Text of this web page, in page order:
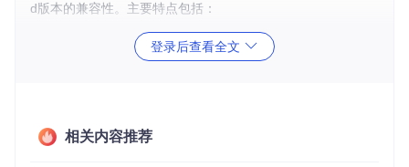
d版本的兼容性。主要特点包括：
：用户可以直接在底部抽屉中进行单张或多
张图片的选择。
境下都能正常工作。
登录后查看全文
相关内容推荐